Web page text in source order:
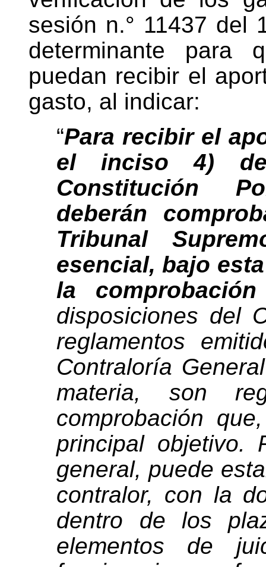
sesión n.° 11437 del
determinante para
puedan recibir el
gasto, al indicar:
“Para recibir el
el inciso 4)
Constitución
deberán
Tribunal
esencial, bajo
la
disposiciones del
reglamentos
Contraloría
materia, son
comprobación
principal objetivo.
general, puede
contralor, con la
dentro de los
elementos de